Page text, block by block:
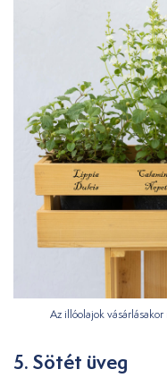
Az illóolajok
5. Sötét üveg